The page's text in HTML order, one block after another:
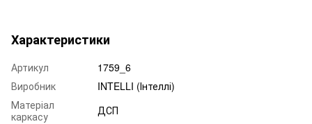
Характеристики
Артикул
1759_6
Виробник
INTELLI (Інтеллі)
Матеріал
каркасу
ДСП